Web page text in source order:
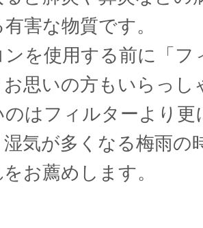
害な物質です。
ンを使用する前に「
お思いの方もいらっ
のはフィルターより
気が多くなる梅雨の
お薦めします。